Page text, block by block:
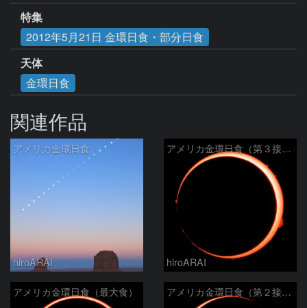
特集
2012年5月21日 金環日食・部分日食
天体
金環日食
関連作品
アメリカ金環日食
hiroARAI
アメリカ金環日食（第３接触）
hiroARAI
アメリカ金環日食（最大食） アメリカ金環日食（第２接触）